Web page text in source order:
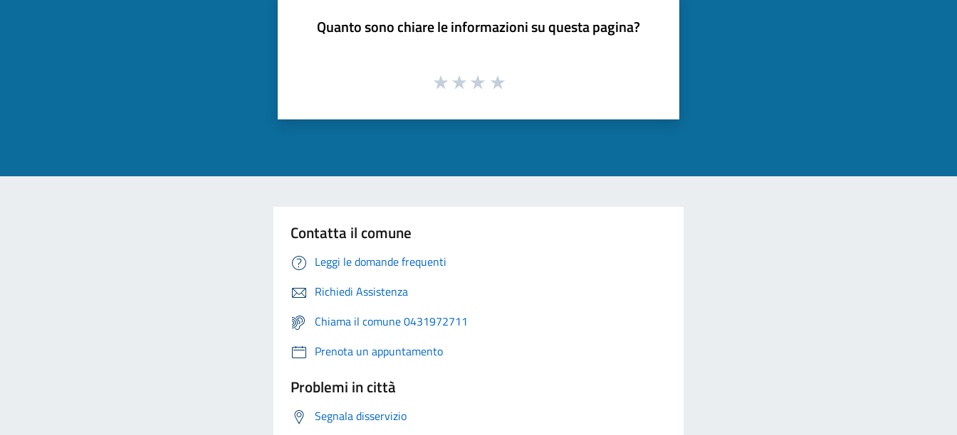
Quanto sono chiare le informazioni su questa pagina?
Contatta il comune
Leggi le domande frequenti
Richiedi Assistenza
Chiama il comune 0431972711
Prenota un appuntamento
Problemi in città
Segnala disservizio